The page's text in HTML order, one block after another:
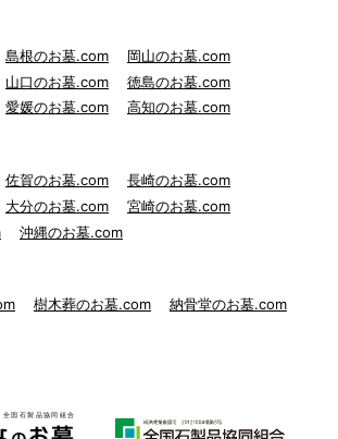
島根のお墓.com
岡山のお墓.com
山口のお墓.com
徳島のお墓.com
愛媛のお墓.com 高知のお墓.com
佐賀のお墓.com
長崎のお墓.com
大分のお墓.com
宮崎のお墓.com
沖縄のお墓.com
樹木葬のお墓.com 納骨堂のお墓.com